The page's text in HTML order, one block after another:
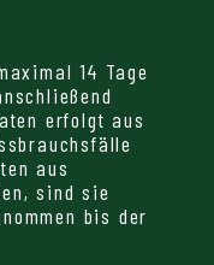
14 Tage
erfolgt aus
aus
sind sie
bis der